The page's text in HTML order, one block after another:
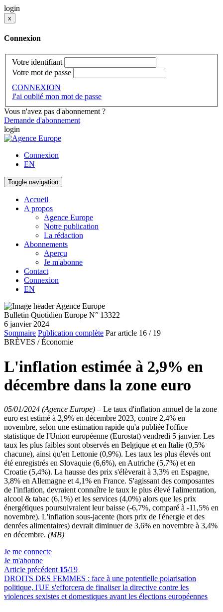
login
x
Connexion
Votre identifiant
Votre mot de passe
CONNEXION
J'ai oublié mon mot de passe
Vous n'avez pas d'abonnement ?
Demande d'abonnement
login
Connexion
EN
Toggle navigation
Accueil
A propos
Agence Europe
Notre publication
La rédaction
Abonnements
Aperçu
Je m'abonne
Contact
Connexion
EN
Bulletin Quotidien Europe N° 13322
6 janvier 2024
Sommaire Publication complète Par article 16 / 19
BRÈVES / Économie
L'inflation estimée à 2,9% en
décembre dans la zone euro
05/01/2024 (Agence Europe) – Le taux d'inflation annuel de la zone
euro est estimé à 2,9% en décembre 2023, contre 2,4% en
novembre, selon une estimation rapide qu'a publiée l'office
statistique de l'Union européenne (Eurostat) vendredi 5 janvier. Les
taux les plus faibles sont observés en Belgique et en Italie (0,5%
chacune), ainsi qu'en Lettonie (0,9%). Les taux les plus élevés ont
été enregistrés en Slovaquie (6,6%), en Autriche (5,7%) et en
Croatie (5,4%). La hausse des prix s'élèverait à 3,3% en Espagne,
3,8% en Allemagne et 4,1% en France. S'agissant des composantes
de l'inflation, devraient connaître le taux le plus élevé l'alimentation,
alcool & tabac (6,1%) et les services (4,0%) alors que les prix
énergétiques poursuivraient leur baisse (-6,7%, comparé à -11,5% en
novembre). L'inflation sous-jacente (hors prix de l'énergie et des
denrées alimentaires) devrait diminuer de 3,6% en novembre à 3,4%
en décembre. (MB)
Je me connecte
Je m'abonne
Article précédent 15/19
DROITS DES FEMMES : face à une potentielle polarisation
politique, l'UE s'efforcera de finaliser la directive contre les
violences sexistes et domestiques avant les élections européennes